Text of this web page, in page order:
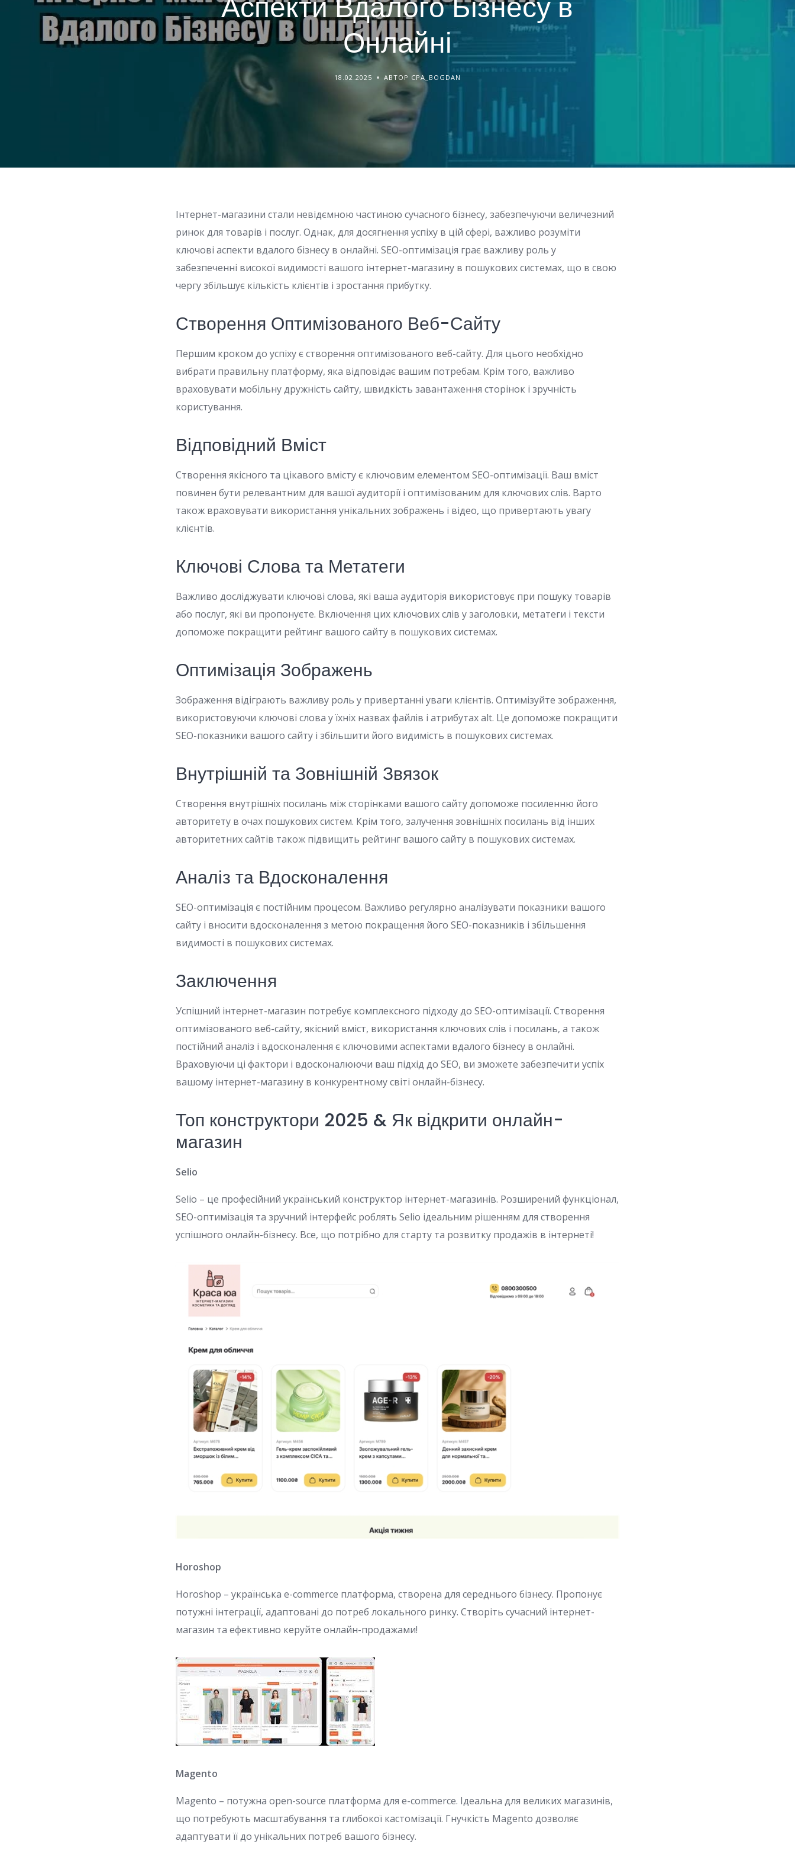
Онлайні
18.02.2025 АВТОР CPA_BOGDAN
Інтернет-магазини стали невідємною частиною сучасного бізнесу, забезпечуючи величезний
ринок для товарів і послуг. Однак, для досягнення успіху в цій сфері, важливо розуміти
ключові аспекти вдалого бізнесу в онлайні. SEO-оптимізація грає важливу роль у
забезпеченні високої видимості вашого інтернет-магазину в пошукових системах, що в свою
чергу збільшує кількість клієнтів і зростання прибутку.
Створення Оптимізованого Веб-Сайту
Першим кроком до успіху є створення оптимізованого веб-сайту. Для цього необхідно
вибрати правильну платформу, яка відповідає вашим потребам. Крім того, важливо
враховувати мобільну дружність сайту, швидкість завантаження сторінок і зручність
користування.
Відповідний Вміст
Створення якісного та цікавого вмісту є ключовим елементом SEO-оптимізації. Ваш вміст
повинен бути релевантним для вашої аудиторії і оптимізованим для ключових слів. Варто
також враховувати використання унікальних зображень і відео, що привертають увагу
клієнтів.
Ключові Слова та Метатеги
Важливо досліджувати ключові слова, які ваша аудиторія використовує при пошуку товарів
або послуг, які ви пропонуєте. Включення цих ключових слів у заголовки, метатеги і тексти
допоможе покращити рейтинг вашого сайту в пошукових системах.
Оптимізація Зображень
Зображення відіграють важливу роль у привертанні уваги клієнтів. Оптимізуйте зображення,
використовуючи ключові слова у їхніх назвах файлів і атрибутах alt. Це допоможе покращити
SEO-показники вашого сайту і збільшити його видимість в пошукових системах.
Внутрішній та Зовнішній Звязок
Створення внутрішніх посилань між сторінками вашого сайту допоможе посиленню його
авторитету в очах пошукових систем. Крім того, залучення зовнішніх посилань від інших
авторитетних сайтів також підвищить рейтинг вашого сайту в пошукових системах.
Аналіз та Вдосконалення
SEO-оптимізація є постійним процесом. Важливо регулярно аналізувати показники вашого
сайту і вносити вдосконалення з метою покращення його SEO-показників і збільшення
видимості в пошукових системах.
Заключення
Успішний інтернет-магазин потребує комплексного підходу до SEO-оптимізації. Створення
оптимізованого веб-сайту, якісний вміст, використання ключових слів і посилань, а також
постійний аналіз і вдосконалення є ключовими аспектами вдалого бізнесу в онлайні.
Враховуючи ці фактори і вдосконалюючи ваш підхід до SEO, ви зможете забезпечити успіх
вашому інтернет-магазину в конкурентному світі онлайн-бізнесу.
Топ конструктори 2025 & Як відкрити онлайн-
магазин
Selio
Selio – це професійний український конструктор інтернет-магазинів. Розширений функціонал,
SEO-оптимізація та зручний інтерфейс роблять Selio ідеальним рішенням для створення
успішного онлайн-бізнесу. Все, що потрібно для старту та розвитку продажів в інтернеті!
Horoshop
Horoshop – українська e-commerce платформа, створена для середнього бізнесу. Пропонує
потужні інтеграції, адаптовані до потреб локального ринку. Створіть сучасний інтернет-
магазин та ефективно керуйте онлайн-продажами!
Magento
Magento – потужна open-source платформа для e-commerce. Ідеальна для великих магазинів,
що потребують масштабування та глибокої кастомізації. Гнучкість Magento дозволяє
адаптувати її до унікальних потреб вашого бізнесу.